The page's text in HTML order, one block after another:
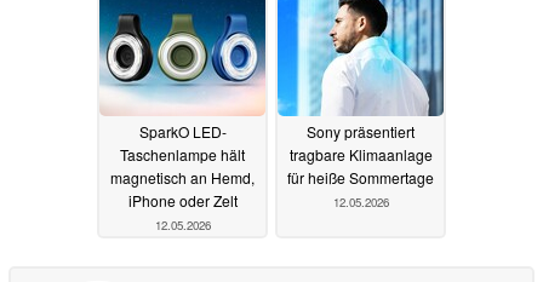
SparkO LED-
Taschenlampe hält
magnetisch an Hemd,
iPhone oder Zelt
12.05.2026
Sony präsentiert
tragbare Klimaanlage
für heiße Sommertage
12.05.2026